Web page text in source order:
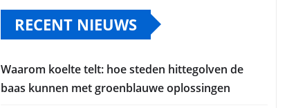
RECENT NIEUWS
Waarom koelte telt: hoe steden hittegolven de
baas kunnen met groenblauwe oplossingen